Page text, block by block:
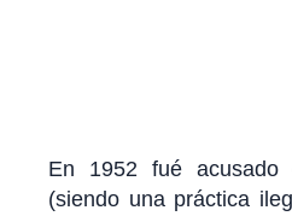
En 1952 fué acusado
(siendo una práctica